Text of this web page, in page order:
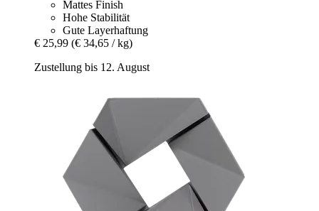
Mattes Finish
Hohe Stabilität
Gute Layerhaftung
€ 25,99 (€ 34,65 / kg)
Zustellung bis 12. August